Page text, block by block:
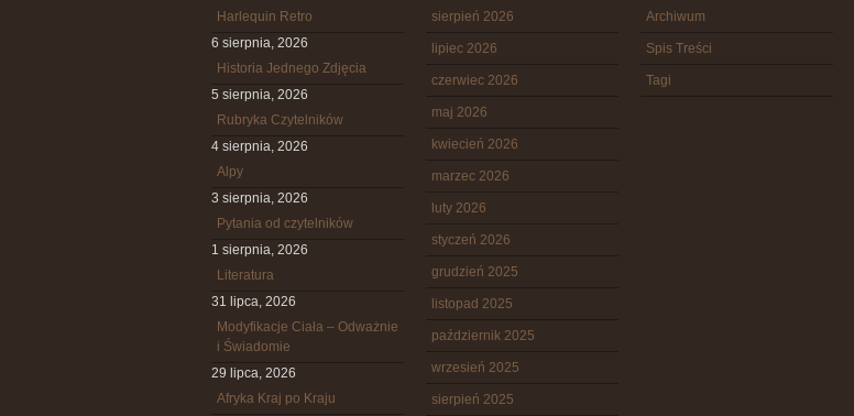
Harlequin Retro
6 sierpnia, 2026
Historia Jednego Zdjęcia
5 sierpnia, 2026
Rubryka Czytelników
4 sierpnia, 2026
Alpy
3 sierpnia, 2026
Pytania od czytelników
1 sierpnia, 2026
Literatura
31 lipca, 2026
Modyfikacje Ciała – Odważnie
i Świadomie
29 lipca, 2026
Afryka Kraj po Kraju
sierpień 2026
lipiec 2026
czerwiec 2026
maj 2026
kwiecień 2026
marzec 2026
luty 2026
styczeń 2026
grudzień 2025
listopad 2025
październik 2025
wrzesień 2025
sierpień 2025
Archiwum
Spis Treści
Tagi